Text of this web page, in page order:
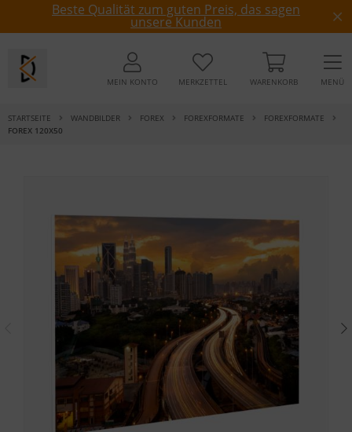
Beste Qualität zum guten Preis, das sagen
unsere Kunden
MEIN KONTO MERKZETTEL WARENKORB MENÜ
STARTSEITE WANDBILDER FOREX FOREXFORMATE
FOREXFORMATE
FOREX 120X50